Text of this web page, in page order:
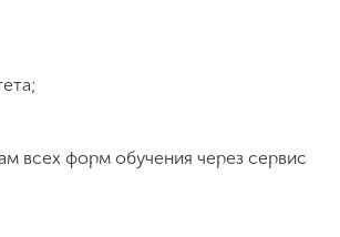
всех форм обучения через сервис